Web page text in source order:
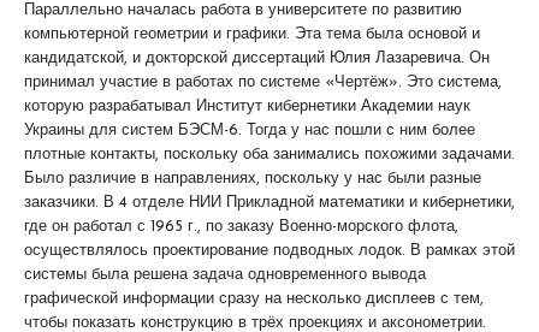
Параллельно началась работа в университете по развитию
компьютерной геометрии и графики. Эта тема была основой и
кандидатской, и докторской диссертаций Юлия Лазаревича. Он
принимал участие в работах по системе «Чертёж». Это система,
которую разрабатывал Институт кибернетики Академии наук
Украины для систем БЭСМ-6. Тогда у нас пошли с ним более
плотные контакты, поскольку оба занимались похожими задачами.
Было различие в направлениях, поскольку у нас были разные
заказчики. В 4 отделе НИИ Прикладной математики и кибернетики,
где он работал с 1965 г., по заказу Военно-морского флота,
осуществлялось проектирование подводных лодок. В рамках этой
системы была решена задача одновременного вывода
графической информации сразу на несколько дисплеев с тем,
чтобы показать конструкцию в трёх проекциях и аксонометрии.